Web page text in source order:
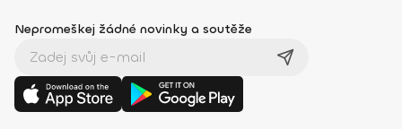
Nepromeškej žádné novinky a soutěže